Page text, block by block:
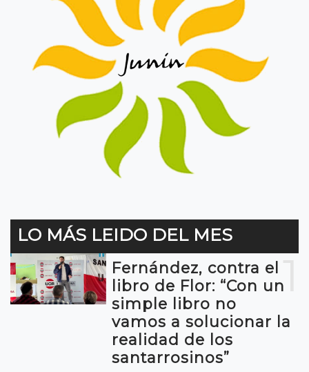
LO MÁS LEIDO DEL MES
1
Fernández, contra el
libro de Flor: “Con un
simple libro no
vamos a solucionar la
realidad de los
santarrosinos”